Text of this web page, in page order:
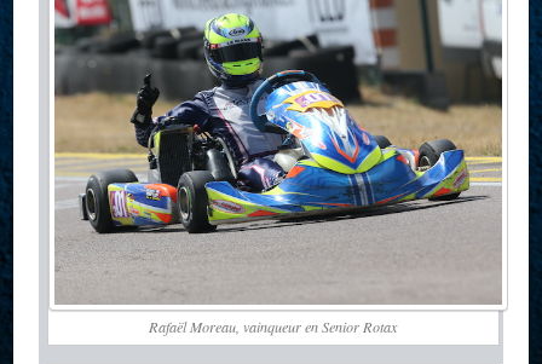
Rafaël Moreau, vainqueur en Senior Rotax